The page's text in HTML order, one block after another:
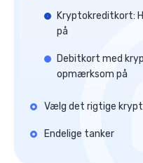
Kryptokreditkort:
på
Debitkort med
opmærksom på
Vælg det rigtige
Endelige tanker